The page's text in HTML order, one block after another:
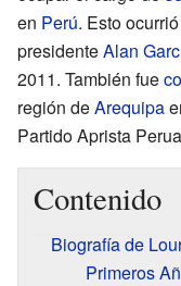
en Perú. Esto
presidenteAlan
2011. También fue
región deArequipa
Partido Aprista
Contenido
Biografía de
Primeros